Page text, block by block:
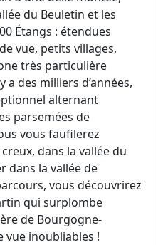
du Beuletin et les
Étangs : étendues
vue, petits villages,
très particulière
des milliers d’années,
alternant
parsemées de
vous faufilerez
dans la vallée du
dans la vallée de
vous découvrirez
qui surplombe
de Bourgogne-
vue inoubliables !